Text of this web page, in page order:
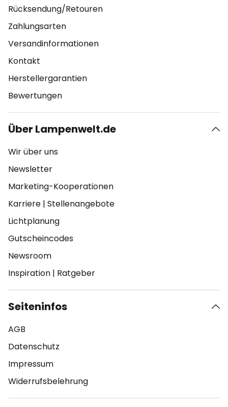
Rücksendung/Retouren
Zahlungsarten
Versandinformationen
Kontakt
Herstellergarantien
Bewertungen
Über Lampenwelt.de
Wir über uns
Newsletter
Marketing-Kooperationen
Karriere | Stellenangebote
Lichtplanung
Gutscheincodes
Newsroom
Inspiration | Ratgeber
Seiteninfos
AGB
Datenschutz
Impressum
Widerrufsbelehrung